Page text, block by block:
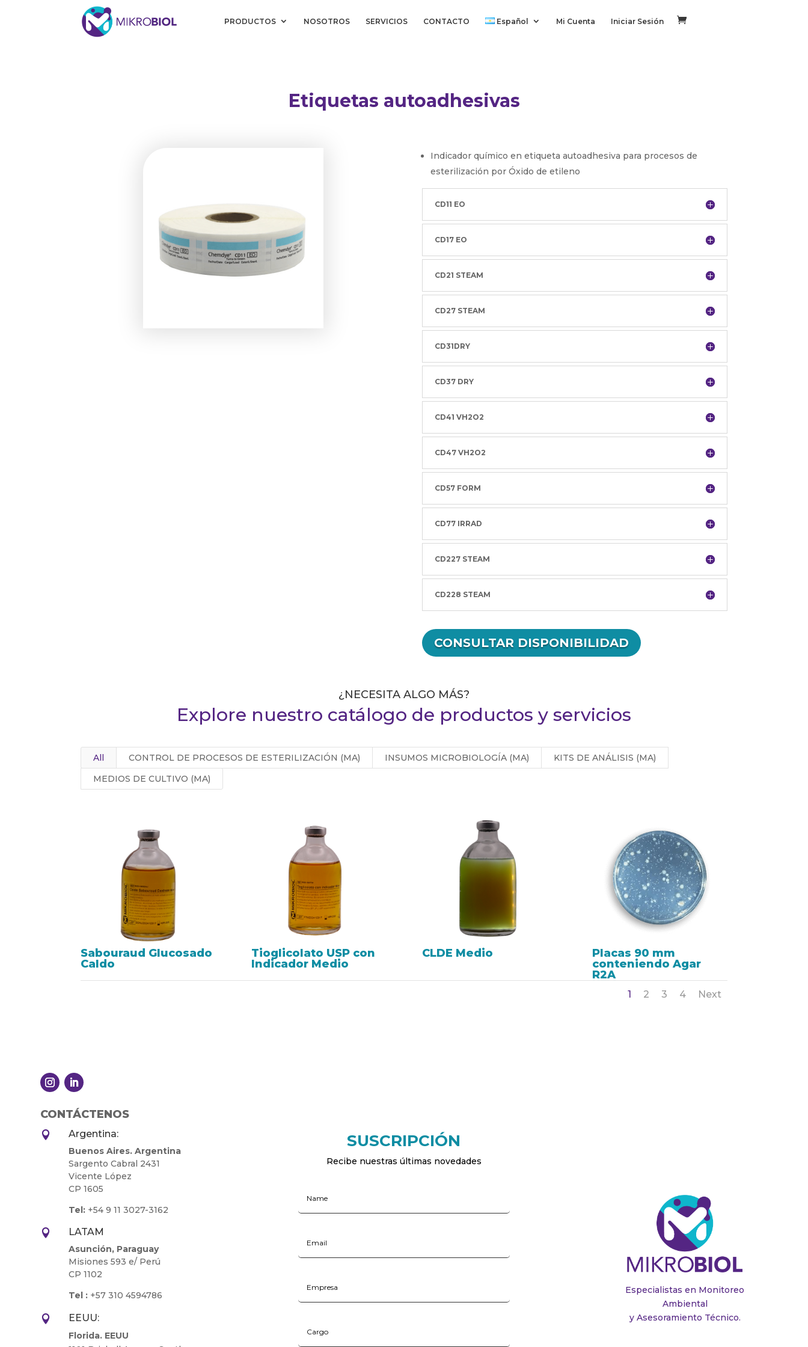
PRODUCTOS NOSOTROS SERVICIOS CONTACTO Español Mi Cuenta Iniciar Sesión
Etiquetas autoadhesivas
Indicador químico en etiqueta autoadhesiva para procesos de
esterilización por Óxido de etileno
CD11 EO
CD17 EO
CD21 STEAM
CD27 STEAM
CD31DRY
CD37 DRY
CD41 VH2O2
CD47 VH2O2
CD57 FORM
CD77 IRRAD
CD227 STEAM
CD228 STEAM
CONSULTAR DISPONIBILIDAD
¿NECESITA ALGO MÁS?
Explore nuestro catálogo de productos y servicios
All CONTROL DE PROCESOS DE ESTERILIZACIÓN (MA) INSUMOS MICROBIOLOGÍA (MA)
KITS DE ANÁLISIS (MA)
MEDIOS DE CULTIVO (MA)
Sabouraud Glucosado
Caldo
Tioglicolato USP con
Indicador Medio
CLDE Medio
Placas 90 mm
conteniendo Agar
R2A
1 2 3 4 Next
CONTÁCTENOS
 Argentina:
Buenos Aires. Argentina
Sargento Cabral 2431
Vicente López
CP 1605
Tel: +54 9 11 3027-3162
 LATAM
Asunción, Paraguay
Misiones 593 e/ Perú
CP 1102
Tel : +57 310 4594786
 EEUU:
Florida. EEUU
SUSCRIPCIÓN
Recibe nuestras últimas novedades
Especialistas en Monitoreo
Ambiental
y Asesoramiento Técnico.